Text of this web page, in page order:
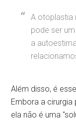
A otoplastia
pode ser
a
Além disso, é
Embora a
ela não é uma